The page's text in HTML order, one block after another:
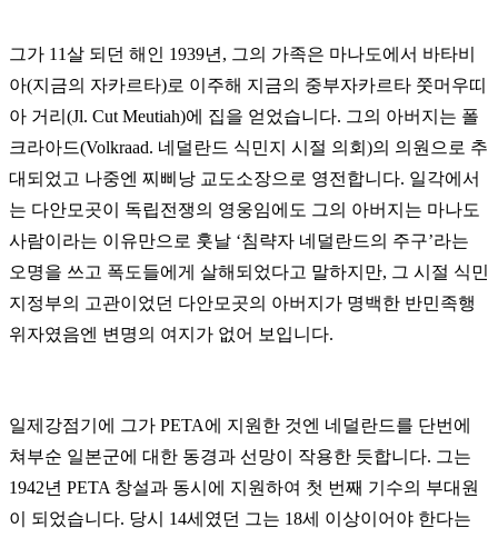
그가 11살 되던 해인 1939년, 그의 가족은 마나도에서 바타비
아(지금의 자카르타)로 이주해 지금의 중부자카르타 쭛머우띠
아 거리(Jl. Cut Meutiah)에 집을 얻었습니다. 그의 아버지는 폴
크라아드(Volkraad. 네덜란드 식민지 시절 의회)의 의원으로 추
대되었고 나중엔 찌삐낭 교도소장으로 영전합니다. 일각에서
는 다안모곳이 독립전쟁의 영웅임에도 그의 아버지는 마나도
사람이라는 이유만으로 훗날 ‘침략자 네덜란드의 주구’라는
오명을 쓰고 폭도들에게 살해되었다고 말하지만, 그 시절 식민
지정부의 고관이었던 다안모곳의 아버지가 명백한 반민족행
위자였음엔 변명의 여지가 없어 보입니다.
일제강점기에 그가 PETA에 지원한 것엔 네덜란드를 단번에
쳐부순 일본군에 대한 동경과 선망이 작용한 듯합니다. 그는
1942년 PETA 창설과 동시에 지원하여 첫 번째 기수의 부대원
이 되었습니다. 당시 14세였던 그는 18세 이상이어야 한다는